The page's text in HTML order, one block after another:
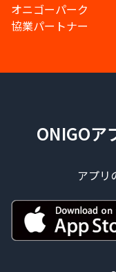
オニゴーパーク
協業パートナー
ONIGOア
アプリ